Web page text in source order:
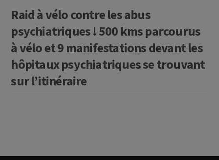
Raid à vélo contre les abus
psychiatriques ! 500 kms parcourus
à vélo et 9 manifestations devant les
hôpitaux psychiatriques se trouvant
sur l’itinéraire